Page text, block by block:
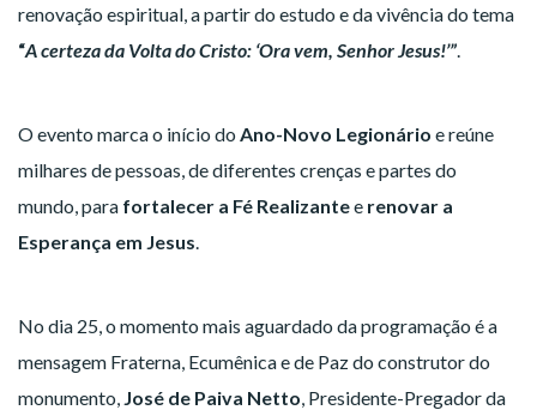
renovação espiritual, a partir do estudo e da vivência do tema
“A certeza da Volta do Cristo: ‘Ora vem, Senhor Jesus!’”.
O evento marca o início do Ano-Novo Legionário e reúne
milhares de pessoas, de diferentes crenças e partes do
mundo, para fortalecer a Fé Realizantee renovar a
Esperança em Jesus.
No dia 25, o momento mais aguardado da programação é a
mensagem Fraterna, Ecumênica e de Paz do construtor do
monumento, José de Paiva Netto, Presidente-Pregador da